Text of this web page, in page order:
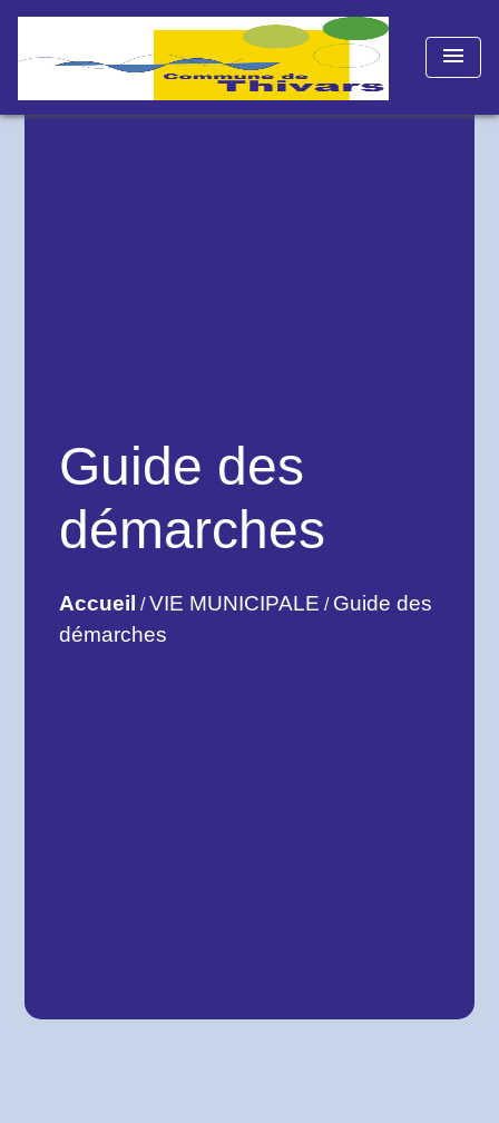
menu
Guide des
démarches
Accueil /VIE MUNICIPALE / Guide des
démarches